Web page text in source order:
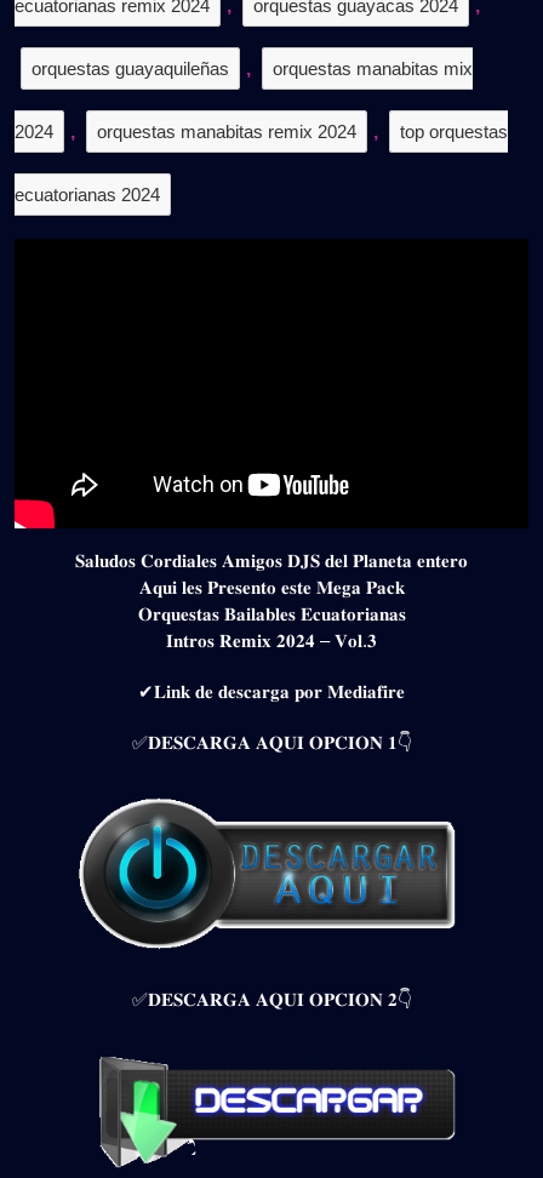
ecuatorianas remix 2024 , orquestas guayacas 2024 ,
orquestas guayaquileñas , orquestas manabitas mix
2024 , orquestas manabitas remix 2024 , top orquestas
ecuatorianas 2024
𝐒𝐚𝐥𝐮𝐝𝐨𝐬 𝐂𝐨𝐫𝐝𝐢𝐚𝐥𝐞𝐬 𝐀𝐦𝐢𝐠𝐨𝐬 𝐃𝐉𝐒 𝐝𝐞𝐥 𝐏𝐥𝐚𝐧𝐞𝐭𝐚 𝐞𝐧𝐭𝐞𝐫𝐨
𝐀𝐪𝐮𝐢 𝐥𝐞𝐬 𝐏𝐫𝐞𝐬𝐞𝐧𝐭𝐨 𝐞𝐬𝐭𝐞 𝐌𝐞𝐠𝐚 𝐏𝐚𝐜𝐤
𝐎𝐫𝐪𝐮𝐞𝐬𝐭𝐚𝐬 𝐁𝐚𝐢𝐥𝐚𝐛𝐥𝐞𝐬 𝐄𝐜𝐮𝐚𝐭𝐨𝐫𝐢𝐚𝐧𝐚𝐬
𝐈𝐧𝐭𝐫𝐨𝐬 𝐑𝐞𝐦𝐢𝐱 𝟐𝟎𝟐𝟒 – 𝐕𝐨𝐥.𝟑
✔𝐋𝐢𝐧𝐤 𝐝𝐞 𝐝𝐞𝐬𝐜𝐚𝐫𝐠𝐚 𝐩𝐨𝐫 𝐌𝐞𝐝𝐢𝐚𝐟𝐢𝐫𝐞
✅𝐃𝐄𝐒𝐂𝐀𝐑𝐆𝐀 𝐀𝐐𝐔𝐈 𝐎𝐏𝐂𝐈𝐎𝐍 𝟏👇
✅𝐃𝐄𝐒𝐂𝐀𝐑𝐆𝐀 𝐀𝐐𝐔𝐈 𝐎𝐏𝐂𝐈𝐎𝐍 𝟐👇